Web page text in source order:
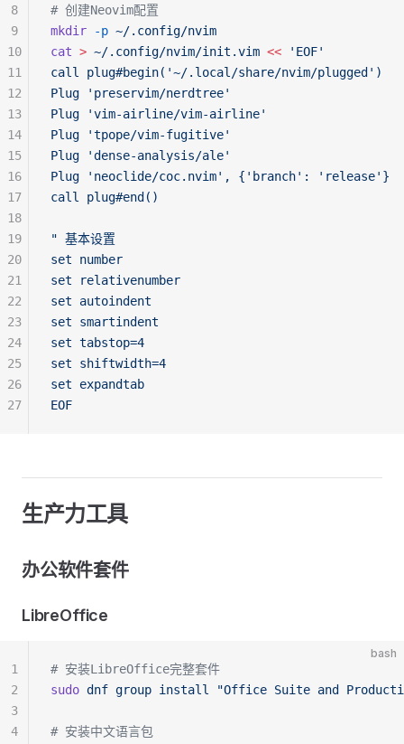
# 创建Neovim配置
mkdir -p ~/.config/nvim
cat > ~/.config/nvim/init.vim << 'EOF'
call plug#begin('~/.local/share/nvim/plugged')
Plug 'preservim/nerdtree'
Plug 'vim-airline/vim-airline'
Plug 'tpope/vim-fugitive'
Plug 'dense-analysis/ale'
Plug 'neoclide/coc.nvim', {'branch': 'release'}
call plug#end()
" 基本设置
set number
set relativenumber
set autoindent
set smartindent
set tabstop=4
set shiftwidth=4
set expandtab
EOF
8
9
10
11
12
13
14
15
16
17
18
19
20
21
22
23
24
25
26
27
生产力工具
办公软件套件
LibreOffice
bash
# 安装LibreOffice完整套件
sudo dnf group install "Office Suite and
# 安装中文语言包
1
2
3
4